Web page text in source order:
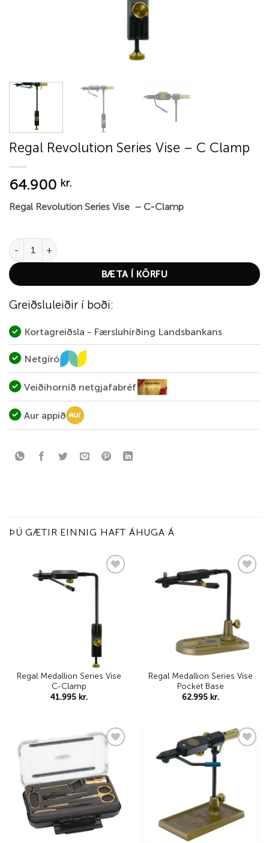
Regal Revolution Series Vise – C Clamp
64.900 kr.
Regal Revolution Series Vise – C-Clamp
Regal Revolution Series Vise - C Clamp quantity
BÆTA Í KÖRFU
Greiðsluleiðir í boði:
Kortagreiðsla - Færsluhirðing Landsbankans
Netgíró
Veiðihornið netgjafabréf
Aur appið
ÞÚ GÆTIR EINNIG HAFT ÁHUGA Á
Regal Medallion Series Vise
C-Clamp
41.995 kr.
wishlist
Regal Medallion Series Vise
Pocket Base
62.995 kr.
wishlist